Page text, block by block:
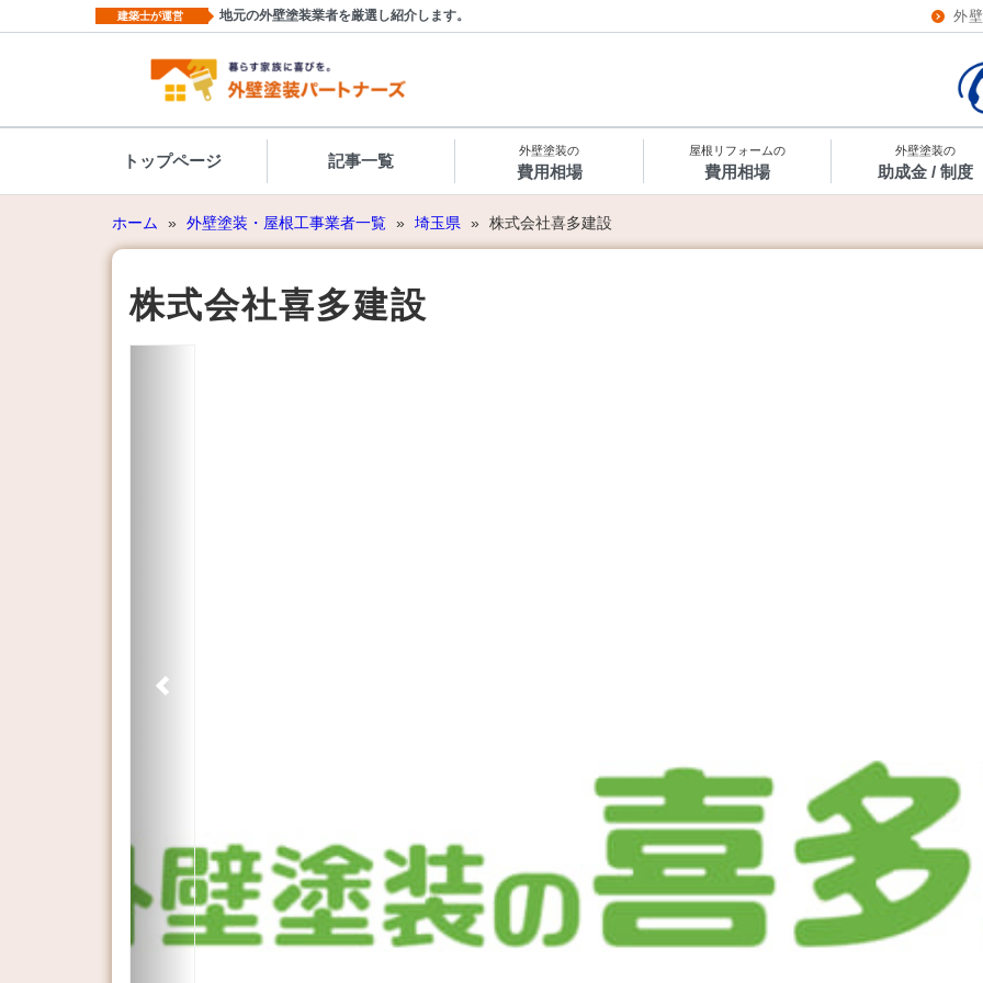
建築士が運営 地元の外壁塗装業者を厳選し紹介します。 外
トップページ 記事一覧
外壁塗装の
費用相場
屋根リフォームの
費用相場
外壁塗装の
助成金 / 制度
ホーム » 外壁塗装・屋根工事業者一覧 » 埼玉県 » 株式会社喜多建設
株式会社喜多建設
Previous